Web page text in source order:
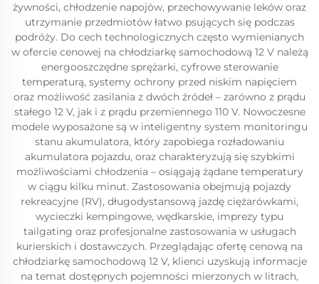
żywności, chłodzenie napojów, przechowywanie leków oraz
utrzymanie przedmiotów łatwo psujących się podczas
podróży. Do cech technologicznych często wymienianych
w ofercie cenowej na chłodziarkę samochodową 12 V należą
energooszczędne sprężarki, cyfrowe sterowanie
temperaturą, systemy ochrony przed niskim napięciem
oraz możliwość zasilania z dwóch źródeł – zarówno z prądu
stałego 12 V, jak i z prądu przemiennego 110 V. Nowoczesne
modele wyposażone są w inteligentny system monitoringu
stanu akumulatora, który zapobiega rozładowaniu
akumulatora pojazdu, oraz charakteryzują się szybkimi
możliwościami chłodzenia – osiągają żądane temperatury
w ciągu kilku minut. Zastosowania obejmują pojazdy
rekreacyjne (RV), długodystansową jazdę ciężarówkami,
wycieczki kempingowe, wędkarskie, imprezy typu
tailgating oraz profesjonalne zastosowania w usługach
kurierskich i dostawczych. Przeglądając ofertę cenową na
chłodziarkę samochodową 12 V, klienci uzyskują informacje
na temat dostępnych pojemności mierzonych w litrach,